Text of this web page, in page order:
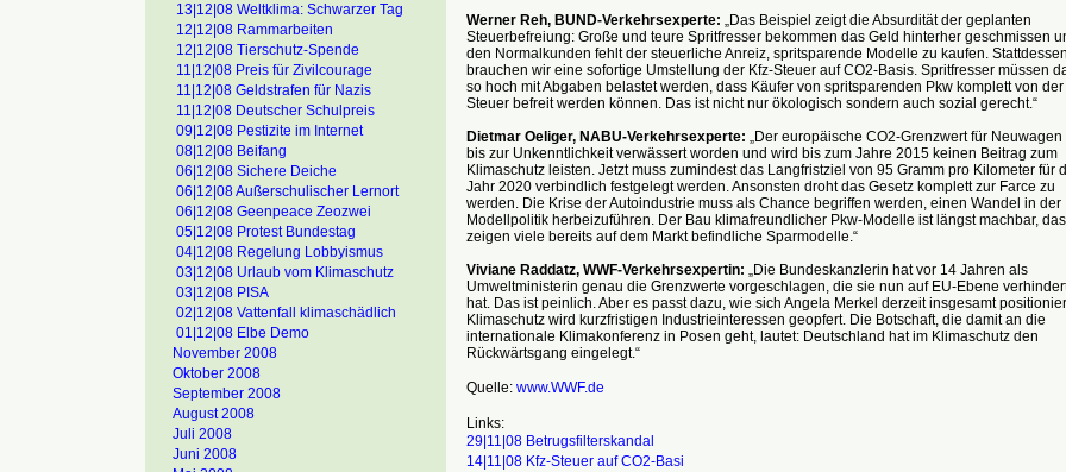
13|12|08 Weltklima: Schwarzer Tag
12|12|08 Rammarbeiten
12|12|08 Tierschutz-Spende
11|12|08 Preis für Zivilcourage
11|12|08 Geldstrafen für Nazis
11|12|08 Deutscher Schulpreis
09|12|08 Pestizite im Internet
08|12|08 Beifang
06|12|08 Sichere Deiche
06|12|08 Außerschulischer Lernort
06|12|08 Geenpeace Zeozwei
05|12|08 Protest Bundestag
04|12|08 Regelung Lobbyismus
03|12|08 Urlaub vom Klimaschutz
03|12|08 PISA
02|12|08 Vattenfall klimaschädlich
01|12|08 Elbe Demo
November 2008
Oktober 2008
September 2008
August 2008
Juli 2008
Juni 2008
Werner Reh, BUND-Verkehrsexperte: „Das Beispiel zeigt die Absurdität der geplanten
Steuerbefreiung: Große und teure Spritfresser bekommen das Geld hinterher geschmissen
den Normalkunden fehlt der steuerliche Anreiz, spritsparende Modelle zu kaufen.
brauchen wir eine sofortige Umstellung der Kfz-Steuer auf CO2-Basis. Spritfresser müssen
so hoch mit Abgaben belastet werden, dass Käufer von spritsparenden Pkw komplett von der
Steuer befreit werden können. Das ist nicht nur ökologisch sondern auch sozial gerecht.“
Dietmar Oeliger, NABU-Verkehrsexperte: „Der europäische CO2-Grenzwert für Neuwagen
bis zur Unkenntlichkeit verwässert worden und wird bis zum Jahre 2015 keinen Beitrag zum
Klimaschutz leisten. Jetzt muss zumindest das Langfristziel von 95 Gramm pro Kilometer für
Jahr 2020 verbindlich festgelegt werden. Ansonsten droht das Gesetz komplett zur Farce zu
werden. Die Krise der Autoindustrie muss als Chance begriffen werden, einen Wandel in der
Modellpolitik herbeizuführen. Der Bau klimafreundlicher Pkw-Modelle ist längst machbar, das
zeigen viele bereits auf dem Markt befindliche Sparmodelle.“
Viviane Raddatz, WWF-Verkehrsexpertin: „Die Bundeskanzlerin hat vor 14 Jahren als
Umweltministerin genau die Grenzwerte vorgeschlagen, die sie nun auf EU-Ebene
hat. Das ist peinlich. Aber es passt dazu, wie sich Angela Merkel derzeit insgesamt
Klimaschutz wird kurzfristigen Industrieinteressen geopfert. Die Botschaft, die damit an die
internationale Klimakonferenz in Posen geht, lautet: Deutschland hat im Klimaschutz den
Rückwärtsgang eingelegt.“
Quelle: www.WWF.de
Links:
29|11|08 Betrugsfilterskandal
14|11|08 Kfz-Steuer auf CO2-Basi